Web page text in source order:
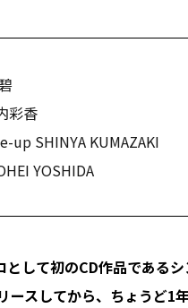
彩香
up SHINYA KUMAZAKI
YOSHIDA
として初のCD作品であ
ースしてから、ちょうど1